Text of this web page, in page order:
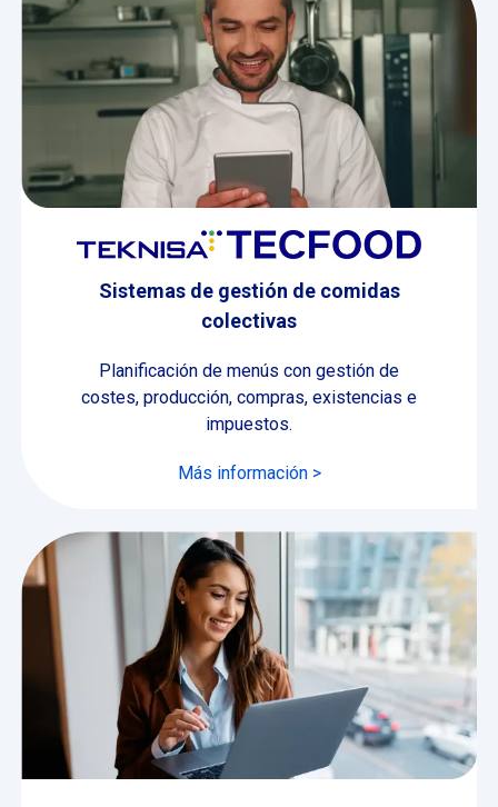
Sistemas de gestión de comidas
colectivas
Planificación de menús con gestión de
costes, producción, compras, existencias e
impuestos.
Más información >